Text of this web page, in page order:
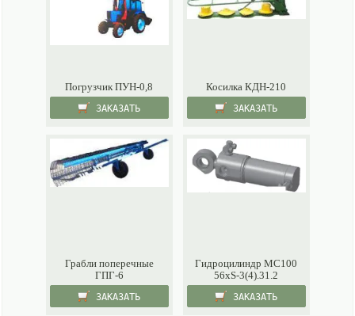
ЗАКАЗАТЬ
Погрузчик ПУН-0,8
ЗАКАЗАТЬ
Косилка КДН-210
ЗАКАЗАТЬ
Грабли поперечные
ГПГ-6
ЗАКАЗАТЬ
Гидроцилиндр МC100
56xS-3(4).31.2